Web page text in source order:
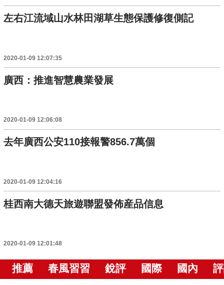
左右江流域山水林田湖草生態保護修復側記
2020-01-09 12:07:35
廣西：推進智慧農業發展
2020-01-09 12:06:08
去年廣西公安110接報警856.7萬個
2020-01-09 12:04:16
桂西南大德天旅遊聯盟發佈産品信息
2020-01-09 12:01:48
推薦 春風習習 銳評 國際 國內